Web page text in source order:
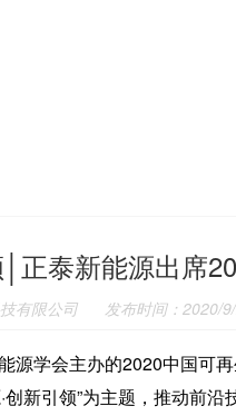
正泰新能源出席
有限公司 发布时间：2020/
源学会主办的2020中国可
创新引领”为主题，推动前